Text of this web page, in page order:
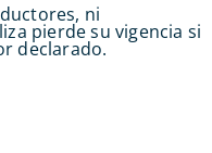
ni
pierde su vigencia si
declarado.